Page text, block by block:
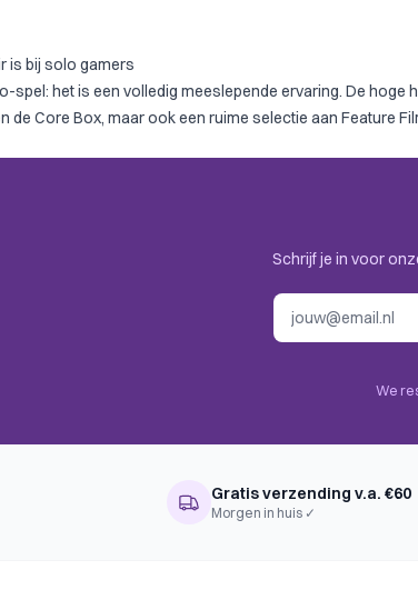
is bij solo gamers
spel: het is een volledig meeslepende ervaring. De
de Core Box, maar ook een ruime selectie aan Feature
Schrijf je in voor
We
Gratis verzending v.a. €60
Morgen in huis ✓